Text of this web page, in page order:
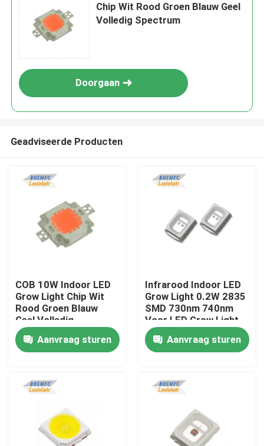
Thuis
VR-show
Chip Wit Rood Groen Blauw Geel
Volledig Spectrum
Doorgaan
Geadviseerde Producten
COB 10W Indoor LED
Grow Light Chip Wit
Rood Groen Blauw
Geel Volledig
Spectrum
Aanvraag sturen
Infrarood Indoor LED
Grow Light 0.2W 2835
SMD 730nm 740nm
Voor LED Grow Light
Aanvraag sturen